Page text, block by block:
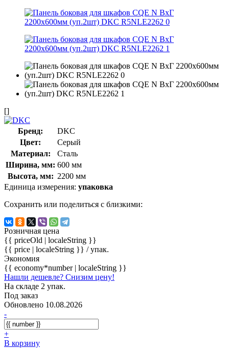
[]
Бренд:
DKC
Цвет:
Серый
Материал:
Сталь
Ширина, мм: 600 мм
Высота, мм: 2200 мм
Единица измерения: упаковка
Сохранить или поделиться с близкими:
Розничная цена
{{ priceOld | localeString }}
{{ price | localeString }} / упак.
Экономия
{{ economy*number | localeString }}
Нашли дешевле? Снизим цену!
На складе 2 упак.
Под заказ
Обновлено 10.08.2026
-
+
В корзину